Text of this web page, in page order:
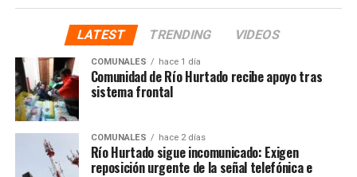
LATEST TRENDING VIDEOS
COMUNALES hace 1 día
Comunidad de Río Hurtado recibe apoyo tras
sistema frontal
COMUNALES hace 2 días
Río Hurtado sigue incomunicado: Exigen
reposición urgente de la señal telefónica e